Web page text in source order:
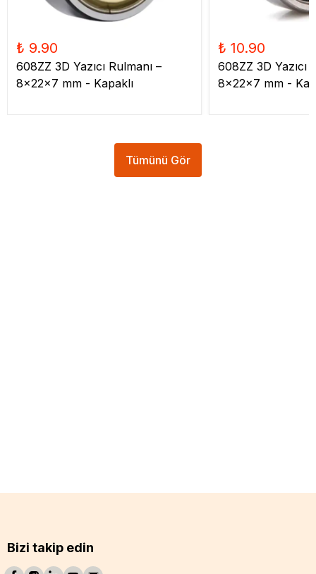
₺ 9.90
608ZZ 3D Yazıcı Rulmanı –
8x22x7 mm - Kapaklı
₺ 10.90
608ZZ 3D Yazıcı
8x22x7 mm -
Tümünü Gör
Bizi takip edin